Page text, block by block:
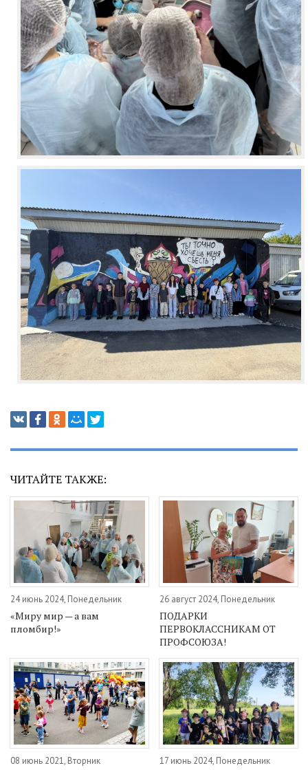
ЧИТАЙТЕ ТАКЖЕ:
24 июнь 2024, Понедельник
«Миру мир — а вам
пломбир!»
26 август 2024, Понедельник
ПОДАРКИ
ПЕРВОКЛАССНИКАМ ОТ
ПРОФСОЮЗА!
08 июнь 2021, Вторник 17 июнь 2024, Понедельник